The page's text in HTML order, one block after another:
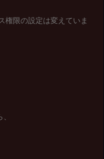
権限の設定は変えていま